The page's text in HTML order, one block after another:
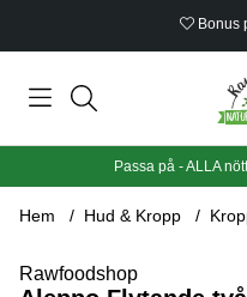
Bonus
Passa på - ALLA
Hem Hud & Kropp
Rawfoodshop